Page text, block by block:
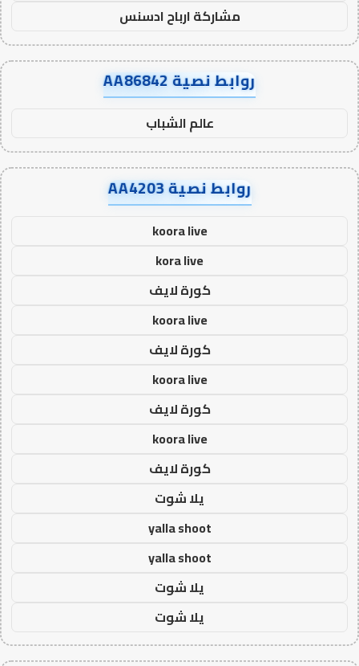
مشاركة ارباح ادسنس
روابط نصية AA86842
عالم الشباب
روابط نصية AA4203
koora live
kora live
كورة لايف
koora live
كورة لايف
koora live
كورة لايف
koora live
كورة لايف
يلا شوت
yalla shoot
yalla shoot
يلا شوت
يلا شوت